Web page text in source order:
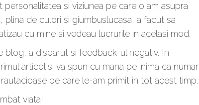
si viziunea pe care o am asupra
plina de culori si giumbuslucasa, a facut sa
cu mine si vedeau lucrurile in acelasi mod.
a disparut si feedback-ul negativ. In
articol si va spun cu mana pe inima ca numar
pe care le-am primit in tot acest timp.
viata!